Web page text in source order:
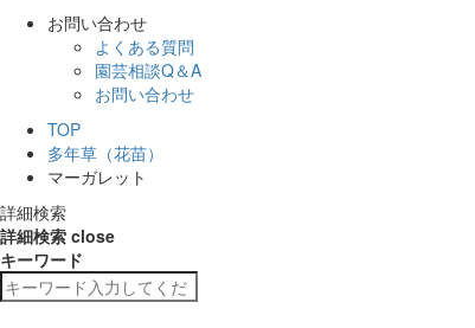
お問い合わせ
よくある質問
園芸相談Q＆A
お問い合わせ
TOP
多年草（花苗）
マーガレット
詳細検索
詳細検索 close
キーワード